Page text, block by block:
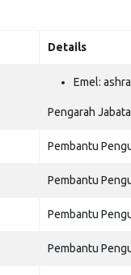
Details
Emel:
Pengarah
Pembantu
Pembantu
Pembantu
Pembantu